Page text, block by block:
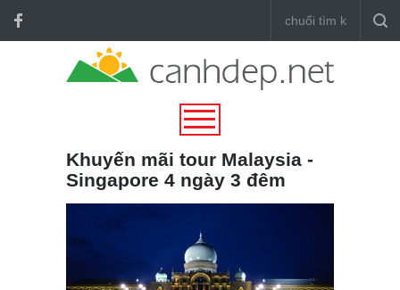
Khuyến mãi tour Malaysia -
Singapore 4 ngày 3 đêm